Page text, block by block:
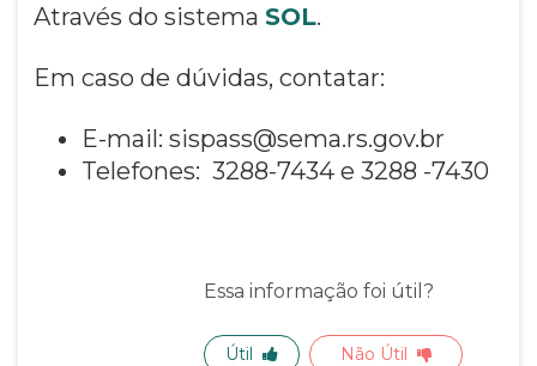
Através do sistema SOL.
Em caso de dúvidas, contatar:
E-mail: sispass@sema.rs.gov.br
Telefones: 3288-7434 e 3288 -7430
Essa informação foi útil?
Útil Não Útil